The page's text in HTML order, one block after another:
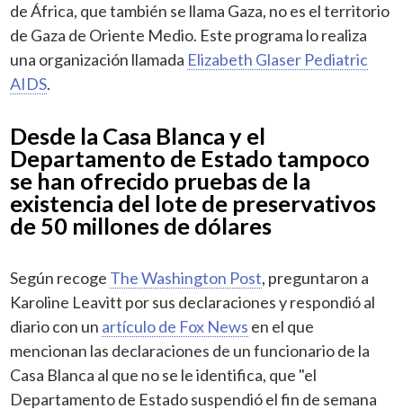
de África, que también se llama Gaza, no es el territorio
de Gaza de Oriente Medio. Este programa lo realiza
una organización llamada Elizabeth Glaser Pediatric
AIDS.
Desde la Casa Blanca y el
Departamento de Estado tampoco
se han ofrecido pruebas de la
existencia del lote de preservativos
de 50 millones de dólares
Según recoge The Washington Post, preguntaron a
Karoline Leavitt por sus declaraciones y respondió al
diario con un artículo de Fox News en el que
mencionan las declaraciones de un funcionario de la
Casa Blanca al que no se le identifica, que "el
Departamento de Estado suspendió el fin de semana